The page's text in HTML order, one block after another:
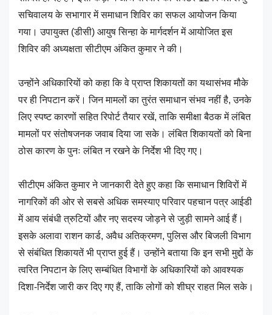
सचिवालय के सभागार में समाधान शिविर का सफल आयोजन किया
गया। उपायुक्त (डीसी) आयुष सिन्हा के मार्गदर्शन में आयोजित इस
शिविर की अध्यक्षता सीटीएम अंकित कुमार ने की।
उन्होंने अधिकारियों को कहा कि वे प्राप्त शिकायतों का यथासंभव मौके
पर ही निपटान करें। जिन मामलों का तुरंत समाधान संभव नहीं है, उनके
लिए स्पष्ट कारणों सहित रिपोर्ट तैयार रखें, ताकि समीक्षा बैठक में लंबित
मामलों पर संतोषजनक जवाब दिया जा सके। लंबित शिकायतों को बिना
ठोस कारण के पुनः लंबित न रखने के निर्देश भी दिए गए।
सीटीएम अंकित कुमार ने जानकारी देते हुए कहा कि समाधान शिविरों में
नागरिकों की ओर से सबसे अधिक समस्याए परिवार पहचान पत्र आईडी
में आय संबंधी त्रुटियों और नए सदस्य जोड़ने से जुड़ी सामने आई हैं।
इसके अलावा राशन कार्ड, अवैध अतिक्रमण, पुलिस और बिजली विभाग
से संबंधित शिकायतें भी प्राप्त हुई हैं। उन्होंने बताया कि इन सभी मुद्दों के
त्वरित निपटान के लिए सम्बंधित विभागों के अधिकारियों को आवश्यक
दिशा-निर्देश जारी कर दिए गए हैं, ताकि लोगों को शीघ्र राहत मिल सके।